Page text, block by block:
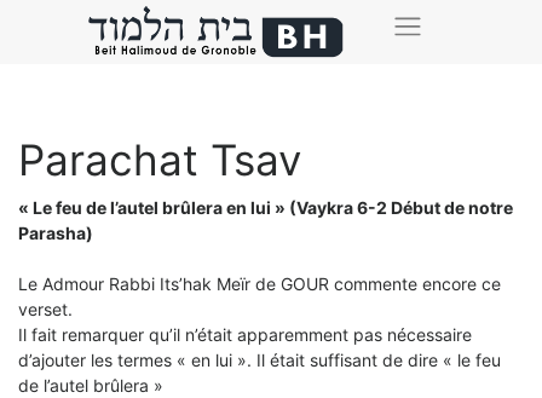
Parachat Tsav
« Le feu de l’autel brûlera en lui » (Vaykra 6-2 Début de notre
Parasha)
Le Admour Rabbi Its’hak Meïr de GOUR commente encore ce
verset.
Il fait remarquer qu’il n’était apparemment pas nécessaire
d’ajouter les termes « en lui ». Il était suffisant de dire « le feu
de l’autel brûlera »